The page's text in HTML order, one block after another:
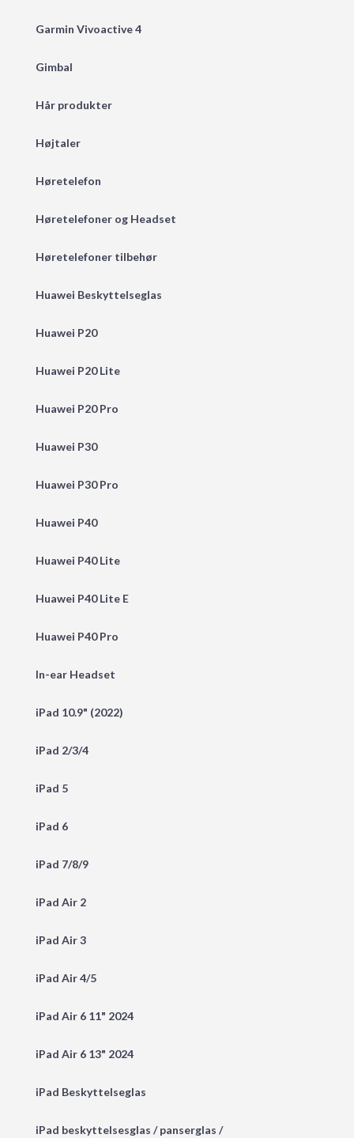
Garmin Vivoactive 4
Gimbal
Hår produkter
Højtaler
Høretelefon
Høretelefoner og Headset
Høretelefoner tilbehør
Huawei Beskyttelseglas
Huawei P20
Huawei P20 Lite
Huawei P20 Pro
Huawei P30
Huawei P30 Pro
Huawei P40
Huawei P40 Lite
Huawei P40 Lite E
Huawei P40 Pro
In-ear Headset
iPad 10.9" (2022)
iPad 2/3/4
iPad 5
iPad 6
iPad 7/8/9
iPad Air 2
iPad Air 3
iPad Air 4/5
iPad Air 6 11" 2024
iPad Air 6 13" 2024
iPad Beskyttelseglas
iPad beskyttelsesglas / panserglas /